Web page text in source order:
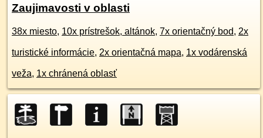
Zaujimavosti v oblasti
38x miesto, 10x prístrešok, altánok, 7x orientačný bod, 2x
turistické informácie, 2x orientačná mapa, 1x vodárenská
veža, 1x chránená oblasť